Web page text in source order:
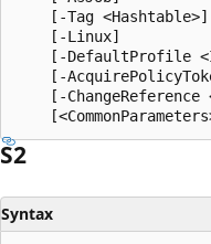
    [-Tag <Hashtable>]
    [-Linux]
[-DefaultProfile
[-
[-ChangeReference
S2
Syntax